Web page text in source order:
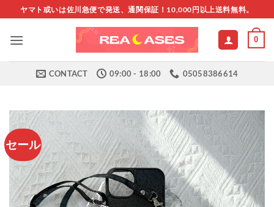
to
content
ヤマト或いは佐川急便で発送、通関保証！10,000円以上送料無料。
0
CONTACT 09:00 - 18:00 05058386614
セール